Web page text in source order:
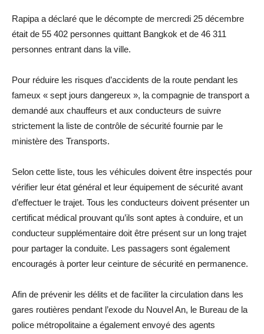
Rapipa a déclaré que le décompte de mercredi 25 décembre
était de 55 402 personnes quittant Bangkok et de 46 311
personnes entrant dans la ville.
Pour réduire les risques d’accidents de la route pendant les
fameux « sept jours dangereux », la compagnie de transport a
demandé aux chauffeurs et aux conducteurs de suivre
strictement la liste de contrôle de sécurité fournie par le
ministère des Transports.
Selon cette liste, tous les véhicules doivent être inspectés pour
vérifier leur état général et leur équipement de sécurité avant
d’effectuer le trajet. Tous les conducteurs doivent présenter un
certificat médical prouvant qu’ils sont aptes à conduire, et un
conducteur supplémentaire doit être présent sur un long trajet
pour partager la conduite. Les passagers sont également
encouragés à porter leur ceinture de sécurité en permanence.
Afin de prévenir les délits et de faciliter la circulation dans les
gares routières pendant l’exode du Nouvel An, le Bureau de la
police métropolitaine a également envoyé des agents